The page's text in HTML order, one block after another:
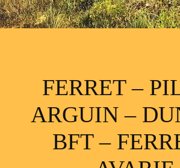
FERRET –
ARGUIN –
BFT –